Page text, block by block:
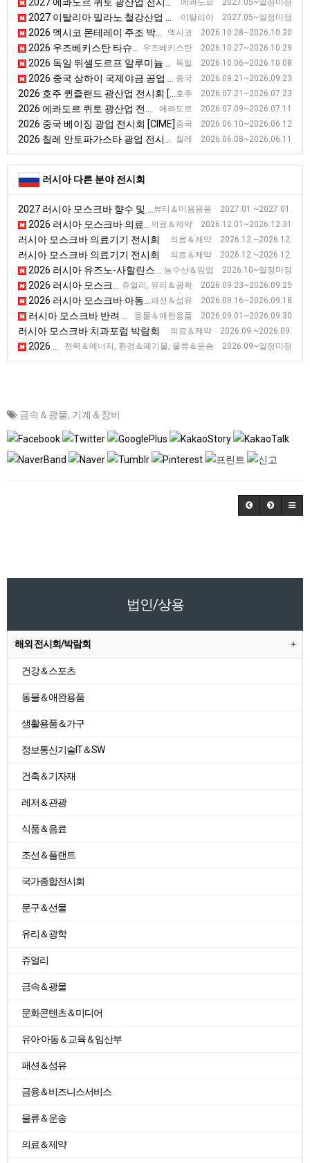
에콰도르 2027.05~일정미정
이탈리아 2027.05~일정미정
2027 이탈리아 밀라노 철강산업 전시회 [MADEINSTEEL]
멕시코 2026.10.28~2026.10.30
2026 멕시코 몬테레이 주조 박람회 [FUNDIEXPO]
우즈베키스탄 2026.10.27~2026.10.29
2026 우즈베키스탄 타슈켄트 우즈베키스탄 광업전시회 [MiningMetals Uzbekistan 2026]
독일 2026.10.06~2026.10.08
2026 독일 뒤셀도르프 알루미늄 전시회 [Aluminium]
중국 2026.09.21~2026.09.23
2026 중국 상하이 국제야금 공업 전시회 [METALLURGY CHINA]
호주 2026.07.21~2026.07.23
2026 호주 퀸즐랜드 광산업 전시회 [QME]
에콰도르 2026.07.09~2026.07.11
2026 에콰도르 퀴토 광산업 전시회 [EXPOMINAS]
중국 2026.06.10~2026.06.12
2026 중국 베이징 광업 전시회 [CIME]
칠레 2026.06.08~2026.06.11
2026 칠레 안토파가스타 광업 전시회 [EXPONOR]
러시아 다른 분야 전시회
뷰티＆미용용품 2027.01.~2027.01.
2027 러시아 모스크바 향수 및 화장품 전시회
의료＆제약 2026.12.01~2026.12.31
2026 러시아 모스크바 의료기기 전시회
의료＆제약 2026.12.~2026.12.
러시아 모스크바 의료기기 전시회
의료＆제약 2026.12.~2026.12.
러시아 모스크바 의료기기 전시회
농수산＆임업 2026.10~일정미정
2026 러시아 유즈노-사할린스크 수산업 전시회 [Рыбная Индустрия 2025]
쥬얼리, 유리＆광학 2026.09.23~2026.09.25
2026 러시아 모스크바 광학 전시회 [MIOF]
패션＆섬유 2026.09.16~2026.09.18
2026 러시아 모스크바 아동 의류 및 임부복 전시회 [CJF]
동물＆애완용품 2026.09.01~2026.09.30
러시아 모스크바 반려 동물 용품 전시회
의료＆제약 2026.09.~2026.09.
러시아 모스크바 치과포럼 박람회
전력＆에너지, 환경＆폐기물, 물류＆운송 2026.09~일정미정
2026 러시아 코르사코프 극동 에너지 포럼
금속＆광물, 기계＆장비
법인/상용
해외 전시회/박람회
건강＆스포츠
동물＆애완용품
생활용품＆가구
정보통신기술IT＆SW
건축＆기자재
레저＆관광
식품＆음료
조선＆플랜트
국가종합전시회
문구＆선물
유리＆광학
쥬얼리
금속＆광물
문화콘텐츠＆미디어
유아·아동＆교육＆임산부
패션＆섬유
금융＆비즈니스서비스
물류＆운송
의료＆제약